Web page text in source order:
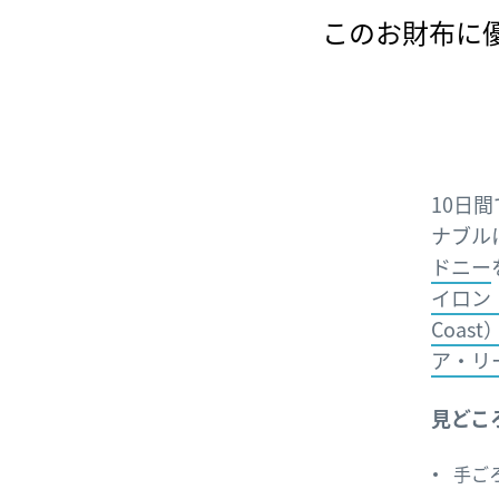
このお財布に
10日
ナブル
ドニー
イロン
Coast
ア・リ
見どこ
手ご